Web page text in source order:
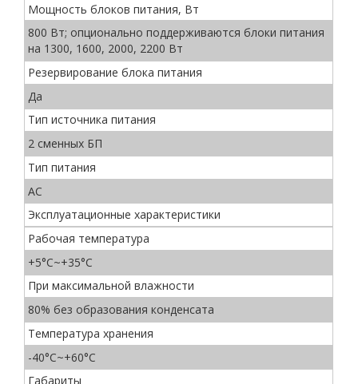
Мощность блоков питания, Вт
800 Вт; опционально поддерживаются блоки питания
на 1300, 1600, 2000, 2200 Вт
Резервирование блока питания
Да
Тип источника питания
2 сменных БП
Тип питания
AC
Эксплуатационные характеристики
Рабочая температура
+5°C~+35°C
При максимальной влажности
80% без образования конденсата
Температура хранения
-40°C~+60°C
Габариты